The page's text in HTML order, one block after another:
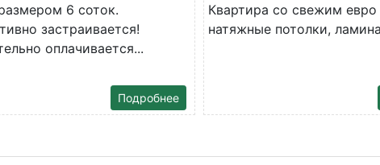
6 соток.
застраивается!
оплачивается...
Подробнее
Квартира со свежим
натяжные потолки,